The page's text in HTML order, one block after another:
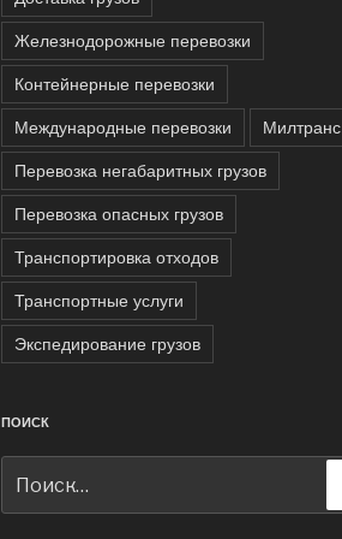
Железнодорожные перевозки
Контейнерные перевозки
Международные перевозки
Милтранс
Перевозка негабаритных грузов
Перевозка опасных грузов
Транспортировка отходов
Транспортные услуги
Экспедирование грузов
ПОИСК